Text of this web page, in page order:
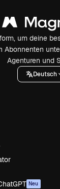
um deine
Abonnenten
Agenturen und
Deutsch
Neu